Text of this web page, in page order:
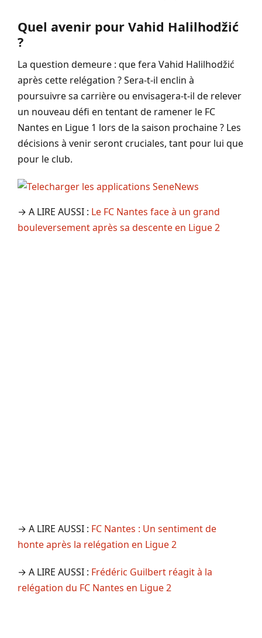
Quel avenir pour Vahid Halilhodžić
?
La question demeure : que fera Vahid Halilhodžić
après cette relégation ? Sera-t-il enclin à
poursuivre sa carrière ou envisagera-t-il de relever
un nouveau défi en tentant de ramener le FC
Nantes en Ligue 1 lors de la saison prochaine ? Les
décisions à venir seront cruciales, tant pour lui que
pour le club.
→ A LIRE AUSSI : Le FC Nantes face à un grand
bouleversement après sa descente en Ligue 2
→ A LIRE AUSSI : FC Nantes : Un sentiment de
honte après la relégation en Ligue 2
→ A LIRE AUSSI : Frédéric Guilbert réagit à la
relégation du FC Nantes en Ligue 2